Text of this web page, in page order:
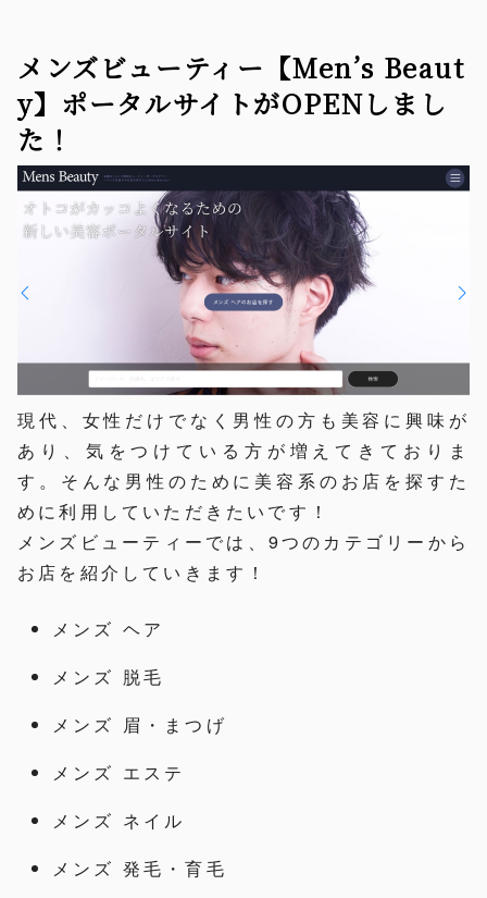
メンズビューティー【Men’s Beaut
y】ポータルサイトがOPENしまし
た！
現代、女性だけでなく男性の方も美容に興味が
あり、気をつけている方が増えてきておりま
す。そんな男性のために美容系のお店を探すた
めに利用していただきたいです！
メンズビューティーでは、9つのカテゴリーから
お店を紹介していきます！
メンズ ヘア
メンズ 脱毛
メンズ 眉・まつげ
メンズ エステ
メンズ ネイル
メンズ 発毛・育毛